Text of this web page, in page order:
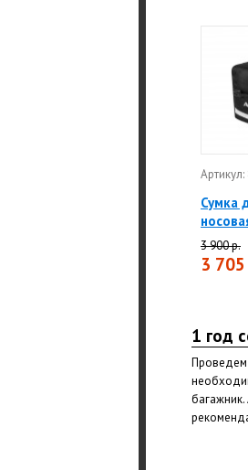
Сумка
3 900 р.
3 705
1 год
Проведем